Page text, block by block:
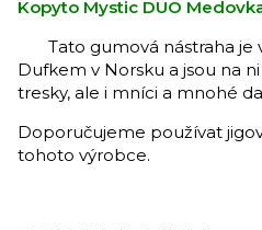
Kopyto Mystic DUO
Tato gumová nástraha je
Dufkem v Norsku a jsou na
tresky, ale i mníci a mnohé
Doporučujeme používat
tohoto výrobce.